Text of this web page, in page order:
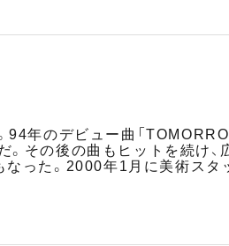
94年のデビュー曲「
。その後の曲もヒットを続け
った。2000年1月に美術スタ